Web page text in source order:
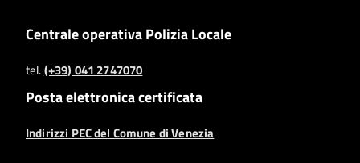
Centrale operativa Polizia Locale
tel.(+39) 041 2747070
Posta elettronica certificata
Indirizzi PEC del Comune di Venezia